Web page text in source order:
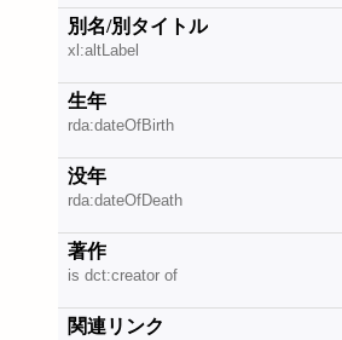
別名/別タイトル
xl:altLabel
生年
rda:dateOfBirth
没年
rda:dateOfDeath
著作
is dct:creator of
関連リンク